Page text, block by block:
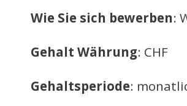
Wie Sie sich bewerben:
Gehalt Währung: CHF
Gehaltsperiode: